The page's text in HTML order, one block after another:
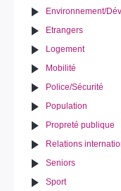
Environnement/
Etrangers
Logement
Mobilité
Police/Sécurité
Population
Propreté publique
Relations
Seniors
Sport